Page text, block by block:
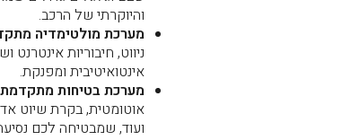
והיוקרתי של הרכב.
מערכת מולטימדיה מתקדמת
ניווט, חיבוריות אינטרנט
אינטואיטיבית ומפנקת.
מערכת בטיחות מתקדמת
אוטומטית, בקרת שיוט
ועוד, שמבטיחה לכם